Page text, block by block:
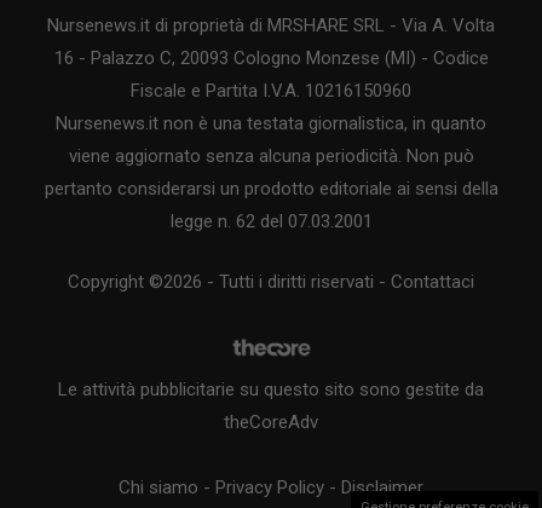
Nursenews.it di proprietà di MRSHARE SRL - Via A. Volta
16 - Palazzo C, 20093 Cologno Monzese (MI) - Codice
Fiscale e Partita I.V.A. 10216150960
Nursenews.it non è una testata giornalistica, in quanto
viene aggiornato senza alcuna periodicità. Non può
pertanto considerarsi un prodotto editoriale ai sensi della
legge n. 62 del 07.03.2001
Copyright ©2026 - Tutti i diritti riservati - Contattaci
Le attività pubblicitarie su questo sito sono gestite da
theCoreAdv
Chi siamo - Privacy Policy - Disclaimer